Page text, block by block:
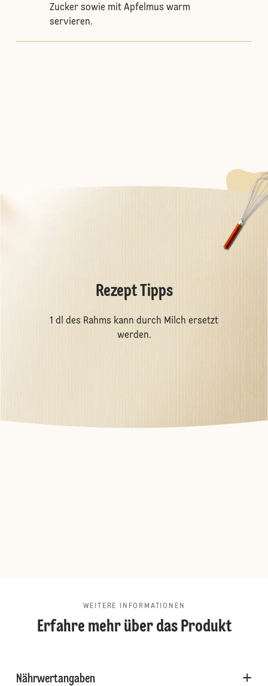
Zucker sowie mit Apfelmus warm
servieren.
Rezept Tipps
1 dl des Rahms kann durch Milch ersetzt
werden.
WEITERE INFORMATIONEN
Erfahre mehr über das Produkt
Nährwertangaben